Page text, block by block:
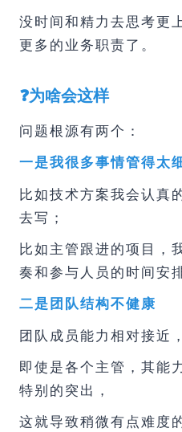
没时间和精力去思考更
更多的业务职责了。
❓为啥会这样
问题根源有两个：
一是我很多事情管得太
比如技术方案我会认真
去写；
比如主管跟进的项目，
奏和参与人员的时间安排
二是团队结构不健康
团队成员能力相对接近
即使是各个主管，其能
特别的突出，
这就导致稍微有点难度